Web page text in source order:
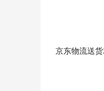
京东物流送